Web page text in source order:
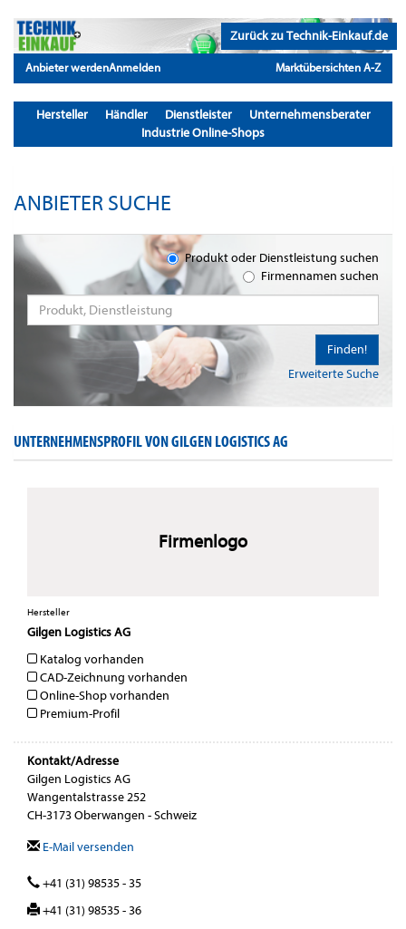
Zurück zu Technik-Einkauf.de
Anbieter werdenAnmelden Marktübersichten A-Z
Hersteller Händler Dienstleister
Unternehmensberater
Industrie Online-Shops
ANBIETER SUCHE
Produkt oder Dienstleistung suchen
Firmennamen suchen
Erweiterte Suche
Finden!
UNTERNEHMENSPROFIL VON GILGEN LOGISTICS AG
Firmenlogo
Hersteller
Gilgen Logistics AG
Katalog vorhanden
CAD-Zeichnung vorhanden
Online-Shop vorhanden
Premium-Profil
Kontakt/Adresse
Gilgen Logistics AG
Wangentalstrasse 252
CH-3173 Oberwangen - Schweiz
E-Mail versenden
+41 (31) 98535 - 35
+41 (31) 98535 - 36